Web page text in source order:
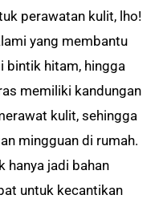
perawatan kulit, lho!
yang membantu
bintik hitam, hingga
memiliki kandungan
kulit, sehingga
mingguan di rumah.
hanya jadi bahan
untuk kecantikan